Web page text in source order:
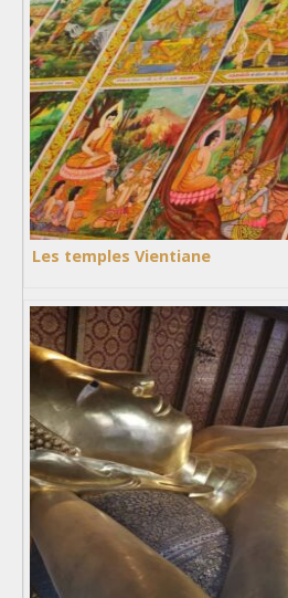
Les temples Vientiane